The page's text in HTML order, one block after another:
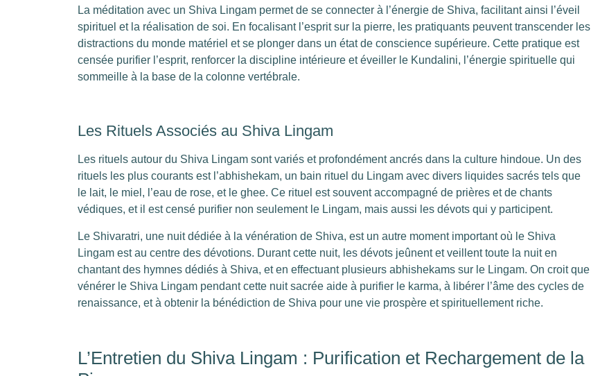
La méditation avec un Shiva Lingam permet de se connecter à l’énergie de Shiva, facilitant ainsi l’éveil
spirituel et la réalisation de soi. En focalisant l’esprit sur la pierre, les pratiquants peuvent transcender les
distractions du monde matériel et se plonger dans un état de conscience supérieure. Cette pratique est
censée purifier l’esprit, renforcer la discipline intérieure et éveiller le Kundalini, l’énergie spirituelle qui
sommeille à la base de la colonne vertébrale.
Les Rituels Associés au Shiva Lingam
Les rituels autour du Shiva Lingam sont variés et profondément ancrés dans la culture hindoue. Un des
rituels les plus courants est l’abhishekam, un bain rituel du Lingam avec divers liquides sacrés tels que
le lait, le miel, l’eau de rose, et le ghee. Ce rituel est souvent accompagné de prières et de chants
védiques, et il est censé purifier non seulement le Lingam, mais aussi les dévots qui y participent.
Le Shivaratri, une nuit dédiée à la vénération de Shiva, est un autre moment important où le Shiva
Lingam est au centre des dévotions. Durant cette nuit, les dévots jeûnent et veillent toute la nuit en
chantant des hymnes dédiés à Shiva, et en effectuant plusieurs abhishekams sur le Lingam. On croit que
vénérer le Shiva Lingam pendant cette nuit sacrée aide à purifier le karma, à libérer l’âme des cycles de
renaissance, et à obtenir la bénédiction de Shiva pour une vie prospère et spirituellement riche.
L’Entretien du Shiva Lingam : Purification et Rechargement de la